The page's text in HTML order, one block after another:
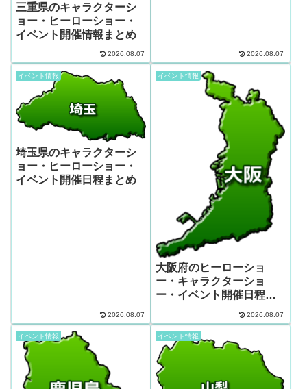
三重県のキャラクターシ
ョー・ヒーローショー・
イベント開催情報まとめ
2026.08.07 2026.08.07
イベント情報
埼玉県のキャラクターシ
ョー・ヒーローショー・
イベント開催日程まとめ
2026.08.07
イベント情報
大阪府のヒーローショ
ー・キャラクターショ
ー・イベント開催日程ま
2026.08.07
イベント情報 イベント情報